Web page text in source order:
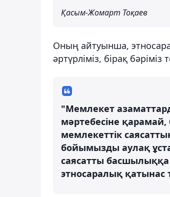
Қасым-Жомарт Тоқаев
Оның айтуынша,
әртүрліміз, бірақ
"Мемлекет
мәртебесіне қарамай,
мемлекеттік
бойымызды аулақ
саясатты басшылыққа
этносаралық қатынас